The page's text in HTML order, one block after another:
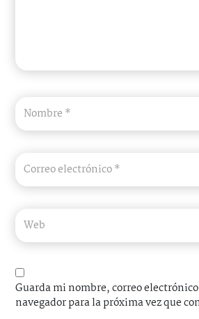
Guarda mi nombre, correo
navegador para la próxima vez que